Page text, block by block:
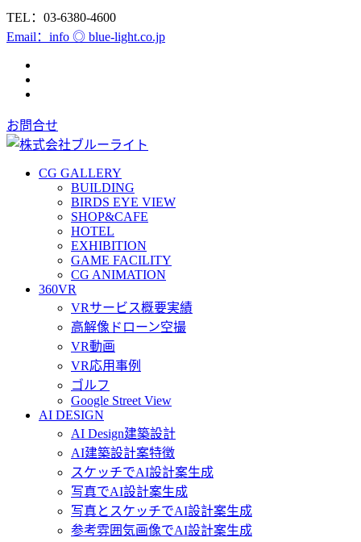
TEL：03-6380-4600
Email：info ◎ blue-light.co.jp
お問合せ
CG GALLERY
BUILDING
BIRDS EYE VIEW
SHOP&CAFE
HOTEL
EXHIBITION
GAME FACILITY
CG ANIMATION
360VR
VRサービス概要実績
高解像ドローン空撮
VR動画
VR応用事例
ゴルフ
Google Street View
AI DESIGN
AI Design建築設計
AI建築設計案特徴
スケッチでAI設計案生成
写真でAI設計案生成
写真とスケッチでAI設計案生成
参考雰囲気画像でAI設計案生成